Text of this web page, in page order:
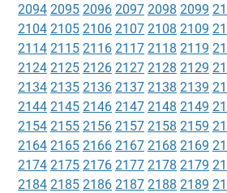
2094 2095 2096 2097 2098 2099
2104 2105 2106 2107 2108 2109
2114 2115 2116 2117 2118 2119
2124 2125 2126 2127 2128 2129
2134 2135 2136 2137 2138 2139
2144 2145 2146 2147 2148 2149
2154 2155 2156 2157 2158 2159
2164 2165 2166 2167 2168 2169
2174 2175 2176 2177 2178 2179
2184 2185 2186 2187 2188 2189